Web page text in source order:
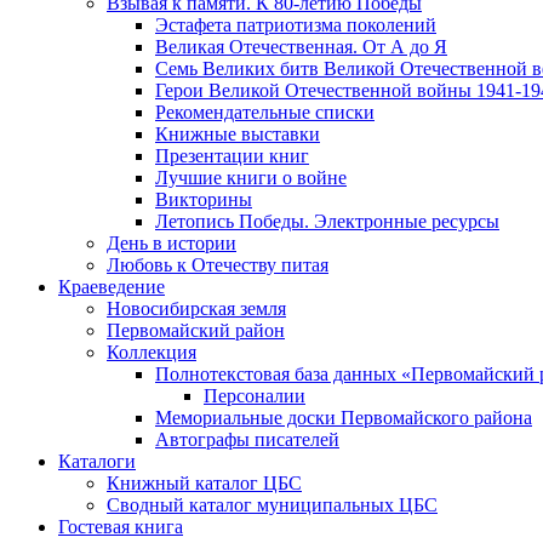
Эcтафета патриотизма поколений
Великая Отечественная. От А до Я
Семь Великих битв Великой Отечественной
Герои Великой Отечественной войны 1941-
Рекомендательные списки
Книжные выставки
Презентации книг
Лучшие книги о войне
Викторины
Летопись Победы. Электронные ресурсы
День в истории
Любовь к Отечеству питая
Краеведение
Новосибирская земля
Первомайский район
Коллекция
Полнотекстовая база данных «Первомайский
Персоналии
Мемориальные доски Первомайского района
Автографы писателей
Каталоги
Книжный каталог ЦБС
Сводный каталог муниципальных ЦБС
Гостевая книга